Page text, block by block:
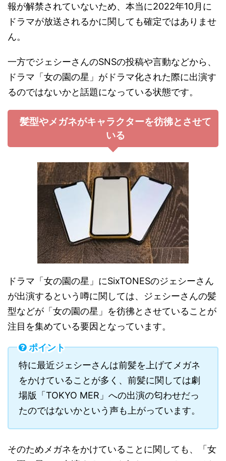
報が解禁されていないため、本当に2022年10月に
ドラマが放送されるかに関しても確定ではありませ
ん。
一方でジェシーさんのSNSの投稿や言動などから、
ドラマ「女の園の星」がドラマ化された際に出演す
るのではないかと話題になっている状態です。
髪型やメガネがキャラクターを彷彿とさせて
いる
ドラマ「女の園の星」にSixTONESのジェシーさん
が出演するという噂に関しては、ジェシーさんの髪
型などが「女の園の星」を彷彿とさせていることが
注目を集めている要因となっています。
ポイント
特に最近ジェシーさんは前髪を上げてメガネ
をかけていることが多く、前髪に関しては劇
場版「TOKYO MER」への出演の匂わせだっ
たのではないかという声も上がっています。
そのためメガネをかけていることに関しても、「女